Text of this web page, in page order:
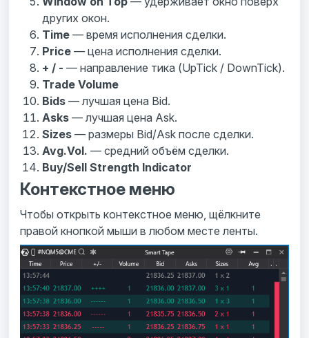
других окон.
Time — время исполнения сделки.
Price — цена исполнения сделки.
+ / - — направление тика (UpTick / DownTick).
Trade Volume
Bids — лучшая цена Bid.
Asks — лучшая цена Ask.
Sizes — размеры Bid/Ask после сделки.
Avg.Vol. — средний объём сделки.
Buy/Sell Strength Indicator
Контекстное меню
Чтобы открыть контекстное меню, щёлкните
правой кнопкой мыши в любом месте ленты.